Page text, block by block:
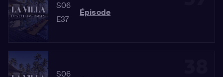
S06
E37
Épisode
S06